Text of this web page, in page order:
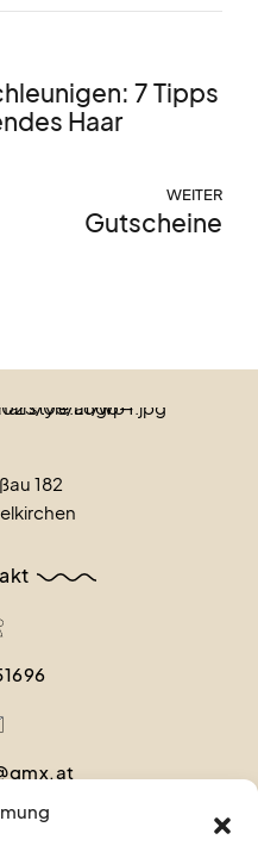
7 Tipps
Haar
WEITER
Gutscheine
182